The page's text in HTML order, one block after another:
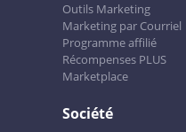
Outils Marketing
Marketing par Courriel
Programme affilié
Récompenses PLUS
Marketplace
Société